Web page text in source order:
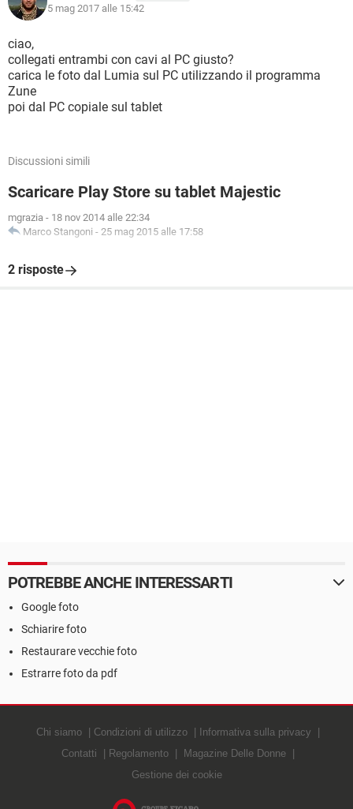
5 mag 2017 alle 15:42
ciao,
collegati entrambi con cavi al PC giusto?
carica le foto dal Lumia sul PC utilizzando il programma
Zune
poi dal PC copiale sul tablet
Discussioni simili
Scaricare Play Store su tablet Majestic
mgrazia - 18 nov 2014 alle 22:34
Marco Stangoni - 25 mag 2015 alle 17:58
2 risposte
POTREBBE ANCHE INTERESSARTI
Google foto
Schiarire foto
Restaurare vecchie foto
Estrarre foto da pdf
Chi siamo Condizioni di utilizzo
Informativa sulla privacy
Contatti
Regolamento
Magazine Delle Donne
Gestione dei cookie